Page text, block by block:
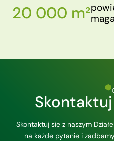
20 000 m²
Skontaktuj się z naszym
na każde pytanie i